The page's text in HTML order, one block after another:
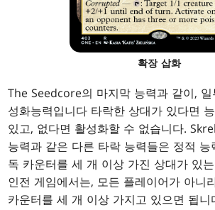
확장 삽화
The Seedcore의 마지막 능력과 같이,
성화능력입니다 타락한 상대가 있다면
있고, 없다면 활성화할 수 없습니다.
능력과 같은 다른 타락 능력들은 정적 능
독 카운터를 세 개 이상 가진 상대가 있
인전 게임에서는, 모든 플레이어가 아니
카운터를 세 개 이상 가지고 있으면 됩니